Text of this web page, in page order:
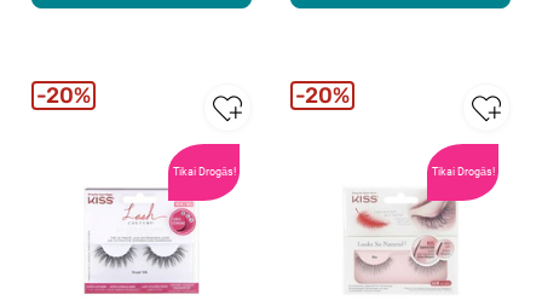
Tikai Drogās!
20%
Tikai Drogās!
20%